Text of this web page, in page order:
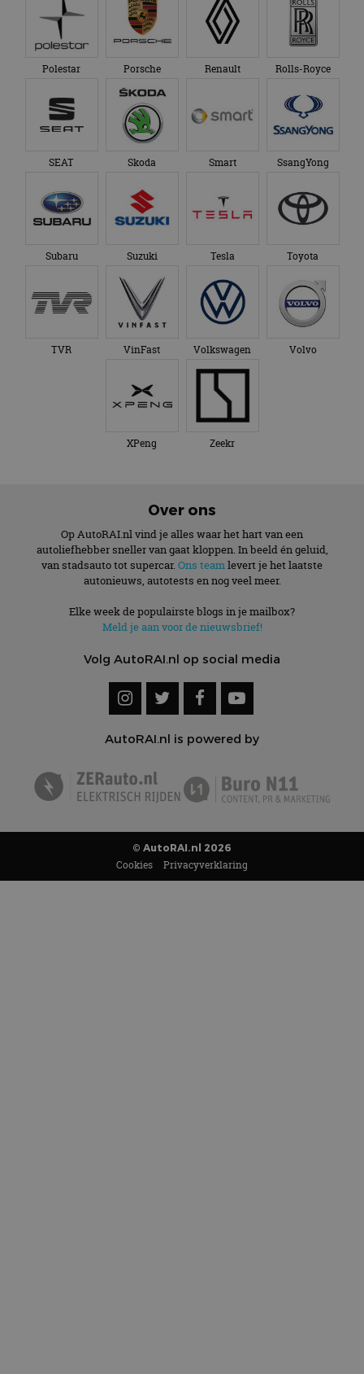
Polestar Porsche Renault Rolls-Royce
SEAT Skoda Smart SsangYong
Subaru Suzuki Tesla Toyota
TVR VinFast Volkswagen Volvo
XPeng Zeekr
Over ons
Op AutoRAI.nl vind je alles waar het hart van een
autoliefhebber sneller van gaat kloppen. In beeld én geluid,
van stadsauto tot supercar. Ons team levert je het laatste
autonieuws, autotests en nog veel meer.
Elke week de populairste blogs in je mailbox?
Meld je aan voor de nieuwsbrief!
Volg AutoRAI.nl op social media
AutoRAI.nl is powered by
© AutoRAI.nl 2026
Cookies Privacyverklaring